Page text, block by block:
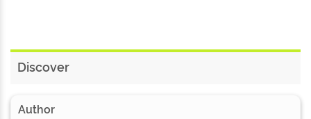
Discover
Author